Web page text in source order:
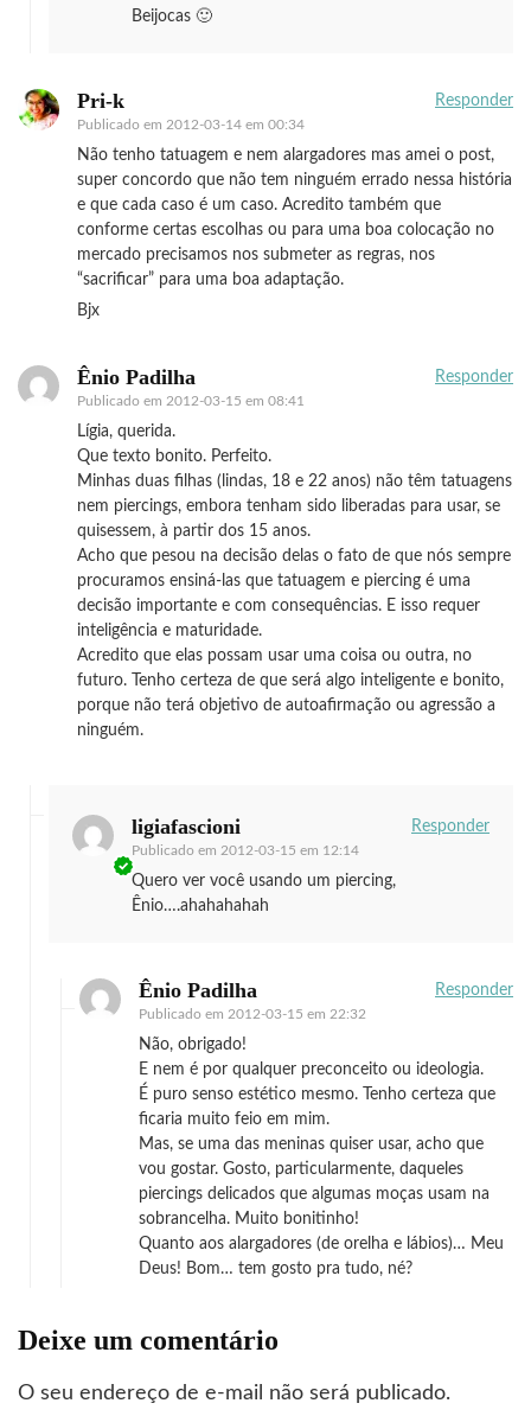
Beijocas 🙂
Pri-k
Publicado em 2012-03-14 em 00:34
Responder
Não tenho tatuagem e nem alargadores mas amei o post,
super concordo que não tem ninguém errado nessa história
e que cada caso é um caso. Acredito também que
conforme certas escolhas ou para uma boa colocação no
mercado precisamos nos submeter as regras, nos
“sacrificar” para uma boa adaptação.
Bjx
Ênio Padilha
Publicado em 2012-03-15 em 08:41
Responder
Lígia, querida.
Que texto bonito. Perfeito.
Minhas duas filhas (lindas, 18 e 22 anos) não têm tatuagens
nem piercings, embora tenham sido liberadas para usar, se
quisessem, à partir dos 15 anos.
Acho que pesou na decisão delas o fato de que nós sempre
procuramos ensiná-las que tatuagem e piercing é uma
decisão importante e com consequências. E isso requer
inteligência e maturidade.
Acredito que elas possam usar uma coisa ou outra, no
futuro. Tenho certeza de que será algo inteligente e bonito,
porque não terá objetivo de autoafirmação ou agressão a
ninguém.
ligiafascioni
Publicado em 2012-03-15 em 12:14
Responder
Quero ver você usando um piercing,
Ênio….ahahahahah
Ênio Padilha
Publicado em 2012-03-15 em 22:32
Responder
Não, obrigado!
E nem é por qualquer preconceito ou ideologia.
É puro senso estético mesmo. Tenho certeza que
ficaria muito feio em mim.
Mas, se uma das meninas quiser usar, acho que
vou gostar. Gosto, particularmente, daqueles
piercings delicados que algumas moças usam na
sobrancelha. Muito bonitinho!
Quanto aos alargadores (de orelha e lábios)… Meu
Deus! Bom… tem gosto pra tudo, né?
Deixe um comentário
O seu endereço de e-mail não será publicado.